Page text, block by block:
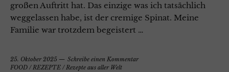
großen Auftritt hat. Das einzige was ich tatsächlich
weggelassen habe, ist der cremige Spinat. Meine
Familie war trotzdem begeistert …
25. Oktober 2025
Schreibe einen Kommentar
FOOD /REZEPTE /Rezepte aus aller Welt